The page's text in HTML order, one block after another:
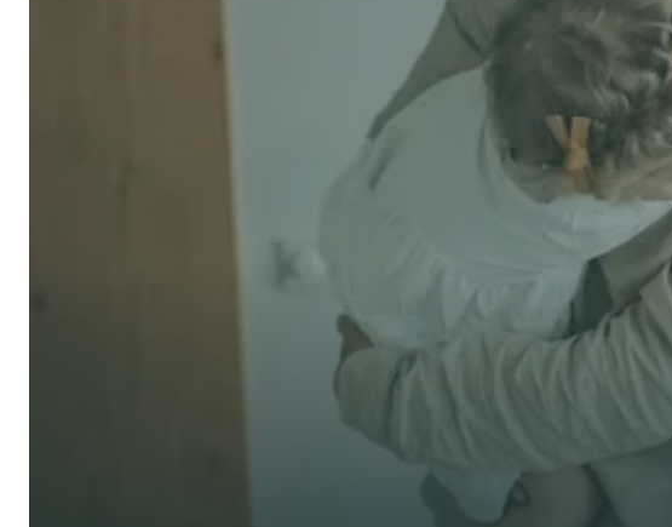
預約專家諮詢
預約專家諮詢
節省時間與保費成本，享無憂投保體驗